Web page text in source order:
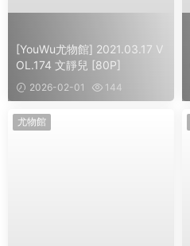
[YouWu尤物館] 2021.03.17 V
OL.174 文靜兒 [80P]
2026-02-01 144
尤物館